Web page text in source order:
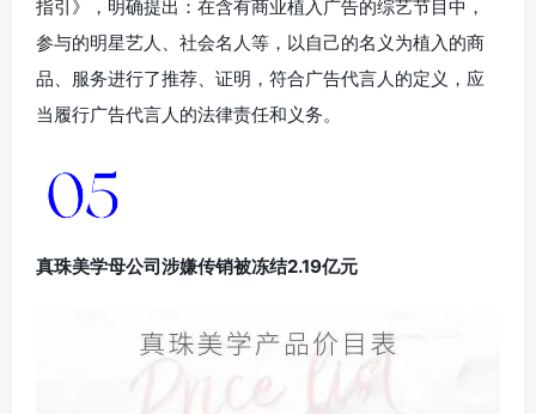
指引》，明确提出：在含有商业植入广告的综艺节目中，
参与的明星艺人、社会名人等，以自己的名义为植入的商
品、服务进行了推荐、证明，符合广告代言人的定义，应
当履行广告代言人的法律责任和义务。
真珠美学母公司涉嫌传销被冻结2.19亿元